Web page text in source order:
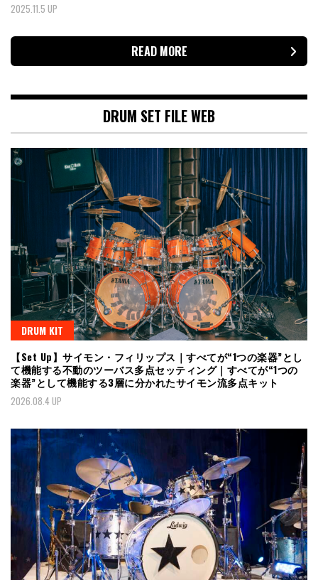
2025.11.5 UP
READ MORE
DRUM SET FILE WEB
DRUM KIT
【Set Up】サイモン・フィリップス｜すべてが“1つの楽器”とし
て機能する不動のツーバス多点セッティング｜すべてが“1つの
楽器”として機能する3層に分かれたサイモン流多点キット
2026.08.4 UP